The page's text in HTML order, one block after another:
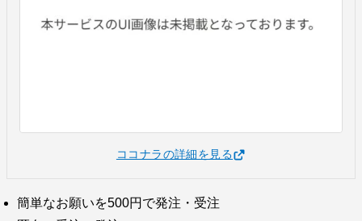
ココナラの詳細を見る
簡単なお願いを500円で発注・受注